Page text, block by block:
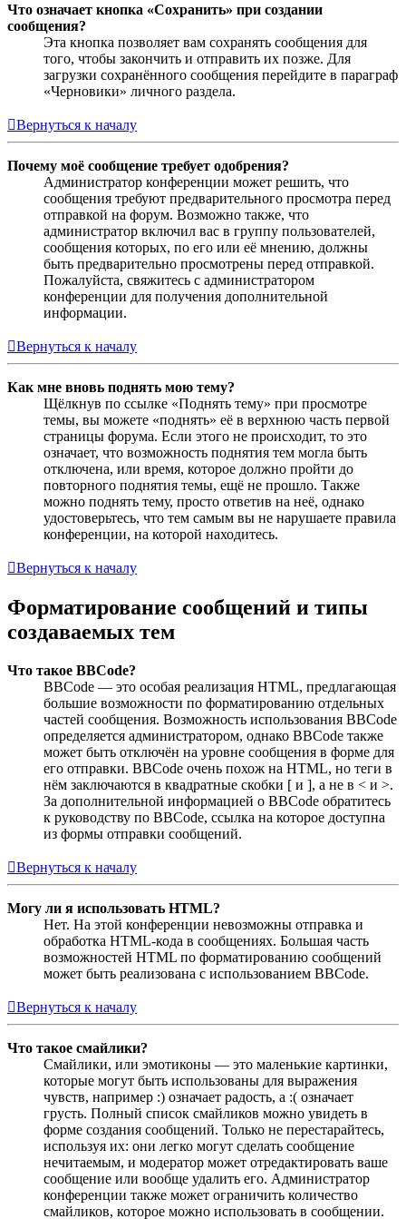
Что означает кнопка «Сохранить» при создании
сообщения?
Эта кнопка позволяет вам сохранять сообщения для
того, чтобы закончить и отправить их позже. Для
загрузки сохранённого сообщения перейдите в параграф
«Черновики» личного раздела.
Вернуться к началу
Почему моё сообщение требует одобрения?
Администратор конференции может решить, что
сообщения требуют предварительного просмотра перед
отправкой на форум. Возможно также, что
администратор включил вас в группу пользователей,
сообщения которых, по его или её мнению, должны
быть предварительно просмотрены перед отправкой.
Пожалуйста, свяжитесь с администратором
конференции для получения дополнительной
информации.
Вернуться к началу
Как мне вновь поднять мою тему?
Щёлкнув по ссылке «Поднять тему» при просмотре
темы, вы можете «поднять» её в верхнюю часть первой
страницы форума. Если этого не происходит, то это
означает, что возможность поднятия тем могла быть
отключена, или время, которое должно пройти до
повторного поднятия темы, ещё не прошло. Также
можно поднять тему, просто ответив на неё, однако
удостоверьтесь, что тем самым вы не нарушаете правила
конференции, на которой находитесь.
Вернуться к началу
Форматирование сообщений и типы
создаваемых тем
Что такое BBCode?
BBCode — это особая реализация HTML, предлагающая
большие возможности по форматированию отдельных
частей сообщения. Возможность использования BBCode
определяется администратором, однако BBCode также
может быть отключён на уровне сообщения в форме для
его отправки. BBCode очень похож на HTML, но теги в
нём заключаются в квадратные скобки [ и ], а не в < и >.
За дополнительной информацией о BBCode обратитесь
к руководству по BBCode, ссылка на которое доступна
из формы отправки сообщений.
Вернуться к началу
Могу ли я использовать HTML?
Нет. На этой конференции невозможны отправка и
обработка HTML-кода в сообщениях. Большая часть
возможностей HTML по форматированию сообщений
может быть реализована с использованием BBCode.
Вернуться к началу
Что такое смайлики?
Смайлики, или эмотиконы — это маленькие картинки,
которые могут быть использованы для выражения
чувств, например :) означает радость, а :( означает
грусть. Полный список смайликов можно увидеть в
форме создания сообщений. Только не перестарайтесь,
используя их: они легко могут сделать сообщение
нечитаемым, и модератор может отредактировать ваше
сообщение или вообще удалить его. Администратор
конференции также может ограничить количество
смайликов, которое можно использовать в сообщении.